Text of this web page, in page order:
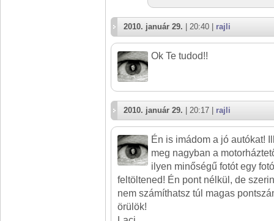
2010. január 29. | 20:40 | rajli
Ok Te tudod!!
2010. január 29. | 20:17 | rajli
Én is imádom a jó autókat!
meg nagyban a
ilyen minőségű fotót egy
feltöltened! Én pont nélkül, de
nem számíthatsz túl magas
örülök!